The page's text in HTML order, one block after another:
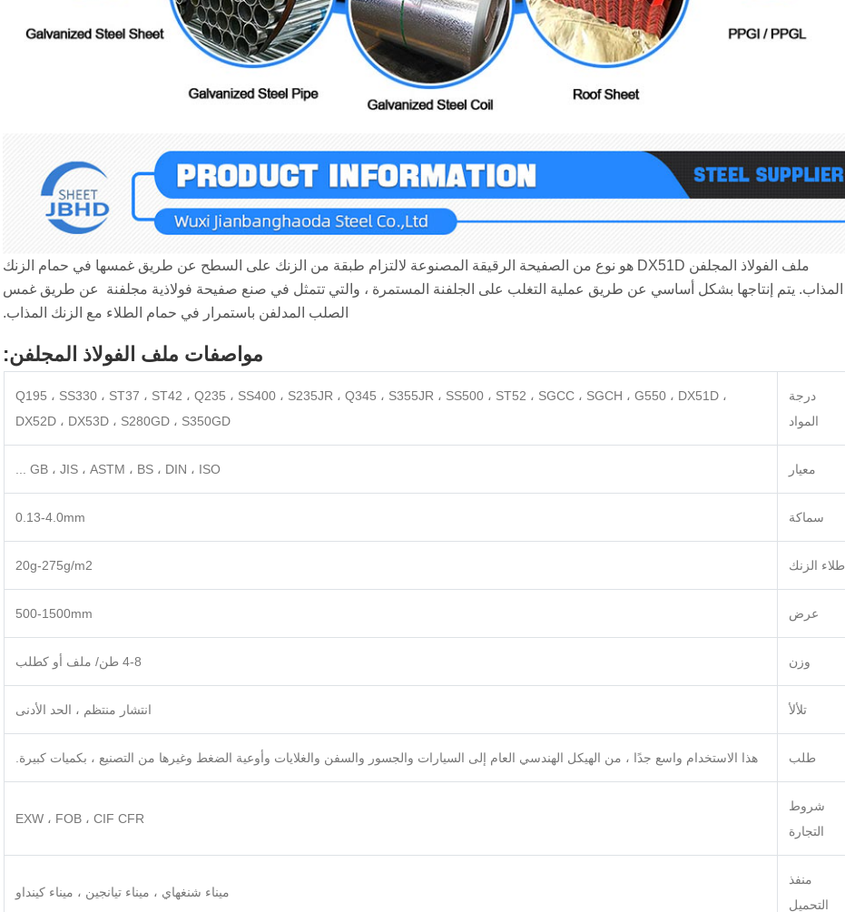
ملف الفولاذ المجلفن DX51D هو نوع من الصفيحة الرقيقة المصنوعة لالتزام طبقة من الزنك على السطح عن طريق غمسها في حمام الزنك
المذاب. يتم إنتاجها بشكل أساسي عن طريق عملية التغلب على الجلفنة المستمرة ، والتي تتمثل في صنع صفيحة فولاذية مجلفنة ‌ عن طريق غمس
الصلب المدلفن باستمرار في حمام الطلاء مع الزنك المذاب.
مواصفات ملف الفولاذ المجلفن:
درجة
المواد
Q195 ، SS330 ، ST37 ، ST42 ، Q235 ، SS400 ، S235JR ، Q345 ، S355JR ، SS500 ، ST52 ، SGCC ، SGCH ، G550 ، DX51D ،
DX52D ، DX53D ، S280GD ، S350GD
معيار GB ، JIS ، ASTM ، BS ، DIN ، ISO ...
سماكة 0.13-4.0mm
طلاء الزنك 20g-275g/m2
عرض 500-1500mm
وزن 4-8 طن/ ملف أو كطلب
تلألأ انتشار منتظم ، الحد الأدنى
طلب هذا الاستخدام واسع جدًا ، من الهيكل الهندسي العام إلى السيارات والجسور والسفن والغلايات وأوعية الضغط وغيرها من التصنيع ، بكميات كبيرة.
شروط
التجارة
EXW ، FOB ، CIF CFR
منفذ
التحميل
ميناء شنغهاي ، ميناء تيانجين ، ميناء كينداو